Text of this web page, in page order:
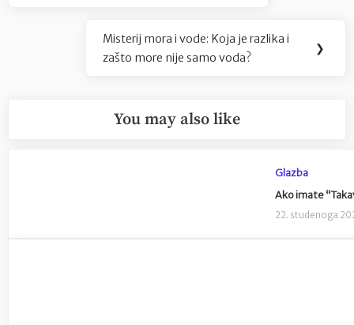
Next
Post:
Misterij mora i vode: Koja je razlika i
zašto more nije samo voda?
❯
You may also like
Glazba
Ako imate
22. studenoga